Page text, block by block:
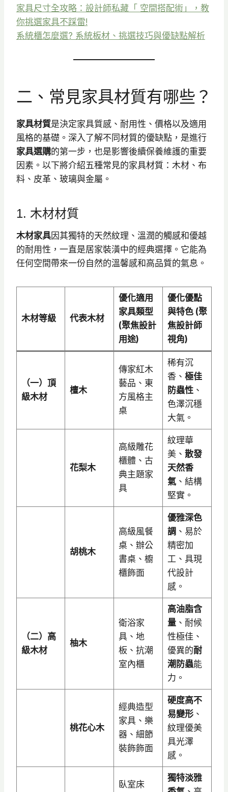
家具尺寸全攻略：設計師私藏「 空間搭配術」，教
你挑選家具不踩雷!
系統櫃怎麼選? 系統板材、挑選技巧與優缺點解析
二、常見家具材質有哪些？
家具材質是決定家具質感、耐用性、價格以及適用
風格的基礎。深入了解不同材質的優缺點，是進行
家具選購的第一步，也是影響後續保養維護的重要
因素。以下將介紹五種常見的家具材質：木材、布
料、皮革、玻璃與金屬。
1. 木材材質
木材家具因其獨特的天然紋理、溫潤的觸感和優越
的耐用性，一直是居家裝潢中的經典選擇。它能為
任何空間帶來一份自然的溫馨感和高品質的氣息。
木材等級 代表木材
優化適用
家具類型
(聚焦設計
用途)
優化優點
與特色 (聚
焦設計師
視角)
（一）頂
級木材
檀木
傳家紅木
藝品、東
方風格主
桌
稀有沉
香、 極佳
防蟲性、
色澤沉穩
大氣。
花梨木
高級雕花
櫃體、古
典主題家
具
紋理華
美、 散發
天然香
氣、結構
堅實。
胡桃木
高級風餐
桌、辦公
書桌、櫥
櫃飾面
優雅深色
調 、易於
精密加
工、具現
代設計
感。
（二）高
級木材
柚木
衛浴家
具、地
板、抗潮
室內櫃
高油脂含
量、耐候
性極佳、
優異的耐
潮防蟲能
力。
桃花心木
經典造型
家具、樂
器、細節
裝飾飾面
硬度高不
易變形、
紋理優美
具光澤
感。
臥室床
獨特淡雅